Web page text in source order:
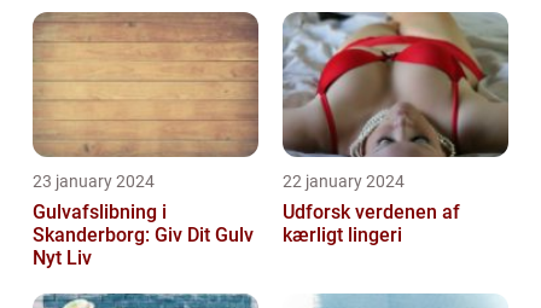
23 january 2024
Gulvafslibning i
Skanderborg: Giv Dit Gulv
Nyt Liv
22 january 2024
Udforsk verdenen af
kærligt lingeri